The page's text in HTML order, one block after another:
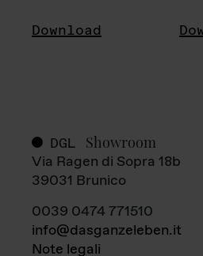
Download
DGL Showroom
Via Ragen di Sopra 18b
39031 Brunico
0039 0474 771510
info@dasganzeleben.it
Note legali